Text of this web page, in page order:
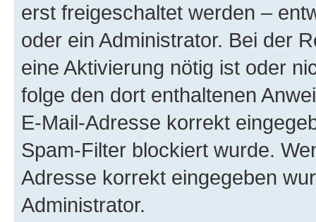
erst freigeschaltet werden –
oder ein Administrator. Bei der
eine Aktivierung nötig ist oder
folge den dort enthaltenen
E-Mail-Adresse korrekt
Spam-Filter blockiert wurde.
Adresse korrekt eingegeben
Administrator.